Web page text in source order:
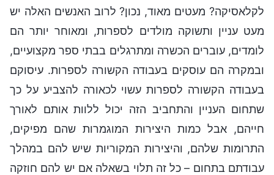
לקלאסיקה? מעטים מאוד, נכון? לרוב האנשים האלה יש
מעט עניין ותשוקה מולדים לספרות, ומאוחר יותר הם
לומדים, עוברים הכשרה ומתרגלים בבתי ספר מקצועיים,
ובמקרה הם עוסקים בעבודה הקשורה לספרות. עיסוקם
בעבודה הקשורה לספרות עשוי לכאורה להצביע על כך
שתחום העניין והתחביב הזה יכול ללוות אותם לאורך
חייהם, אבל כמות היצירות המוגמרות שהם מפיקים,
התרומות שלהם, והיצירות המקוריות שיש להם במהלך
עבודתם בתחום – כל זה תלוי בשאלה אם יש להם חוזקה